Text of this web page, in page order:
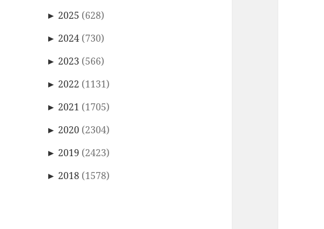
► 2025 (628)
► 2024 (730)
► 2023 (566)
► 2022 (1131)
► 2021 (1705)
► 2020 (2304)
► 2019 (2423)
► 2018 (1578)